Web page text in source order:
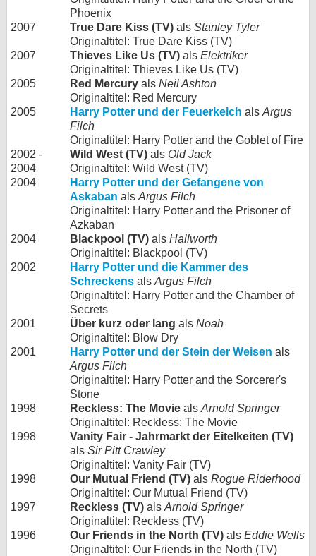
Phoenix
2007
True Dare Kiss (TV) als Stanley Tyler
Originaltitel: True Dare Kiss (TV)
2007
Thieves Like Us (TV) als Elektriker
Originaltitel: Thieves Like Us (TV)
2005
Red Mercury als Neil Ashton
Originaltitel: Red Mercury
2005
Harry Potter und der Feuerkelch als Argus
Filch
Originaltitel: Harry Potter and the Goblet of Fire
2002 -
2004
Wild West (TV) als Old Jack
Originaltitel: Wild West (TV)
2004
Harry Potter und der Gefangene von
Askaban als Argus Filch
Originaltitel: Harry Potter and the Prisoner of
Azkaban
2004
Blackpool (TV) als Hallworth
Originaltitel: Blackpool (TV)
2002
Harry Potter und die Kammer des
Schreckens als Argus Filch
Originaltitel: Harry Potter and the Chamber of
Secrets
2001
Über kurz oder lang als Noah
Originaltitel: Blow Dry
2001
Harry Potter und der Stein der Weisen als
Argus Filch
Originaltitel: Harry Potter and the Sorcerer's
Stone
1998
Reckless: The Movie als Arnold Springer
Originaltitel: Reckless: The Movie
1998
Vanity Fair - Jahrmarkt der Eitelkeiten (TV)
als Sir Pitt Crawley
Originaltitel: Vanity Fair (TV)
1998
Our Mutual Friend (TV) als Rogue Riderhood
Originaltitel: Our Mutual Friend (TV)
1997
Reckless (TV) als Arnold Springer
Originaltitel: Reckless (TV)
1996
Our Friends in the North (TV) als Eddie Wells
Originaltitel: Our Friends in the North (TV)